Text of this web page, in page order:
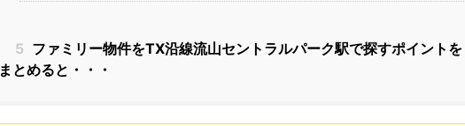
5 ファミリー物件をTX沿線流山セントラルパーク駅で探すポイントを
まとめると・・・